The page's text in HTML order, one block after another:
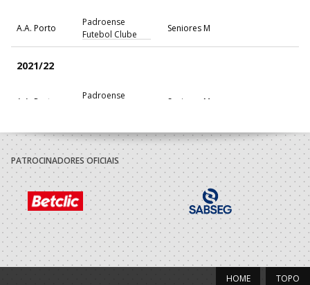
A.A. Porto
Padroense
Futebol Clube
Seniores M
2021/22
A.A. Porto
Padroense
Seniores M
2020/21
A.A. Porto
Padroense
Futebol Clube
Seniores M
2019/20
A.A. Porto
Padroense
Futebol Clube
Juniores M / Seniores M
PATROCINADORES OFICIAIS
TOPO
HOME